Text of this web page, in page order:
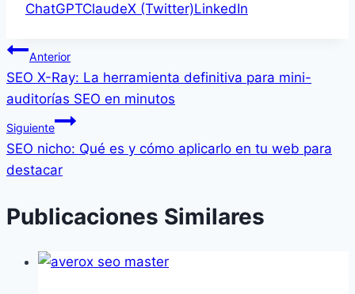
ChatGPTClaudeX (Twitter)LinkedIn
Navegación
de
entradas
Anterior
SEO X-Ray: La herramienta definitiva para mini-
auditorías SEO en minutos
Siguiente
SEO nicho: Qué es y cómo aplicarlo en tu web para
destacar
Publicaciones Similares